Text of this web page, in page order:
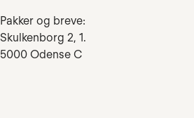
Pakker og breve:
Skulkenborg 2, 1.
5000 Odense C